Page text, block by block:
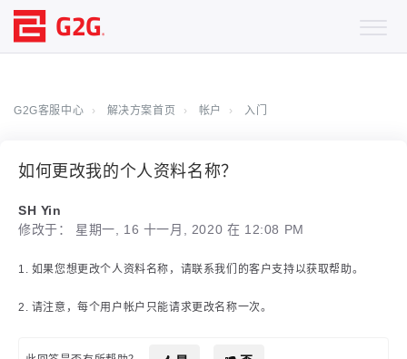
G2G客服中心 解决方案首页 帐户 入门
如何更改我的个人资料名称？
SH Yin
修改于： 星期一, 16 十一月, 2020 在 12:08 PM
1. 如果您想更改个人资料名称，请联系我们的客户支持以获取帮助。
2. 请注意，每个用户帐户只能请求更改名称一次。